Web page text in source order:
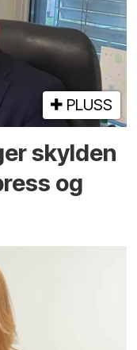
PLUSS
skylden
og